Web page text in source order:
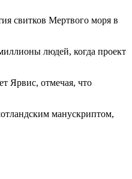
свитков Мертвого моря в
людей, когда проект
Ярвис, отмечая, что
манускриптом,